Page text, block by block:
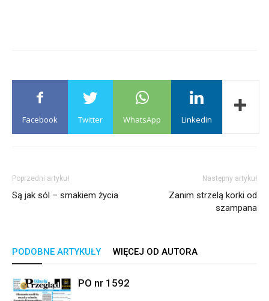
Facebook Twitter WhatsApp Linkedin
Poprzedni artykuł
Są jak sól – smakiem życia
Następny artykuł
Zanim strzelą korki od
szampana
PODOBNE ARTYKUŁY WIĘCEJ OD AUTORA
PO nr 1592